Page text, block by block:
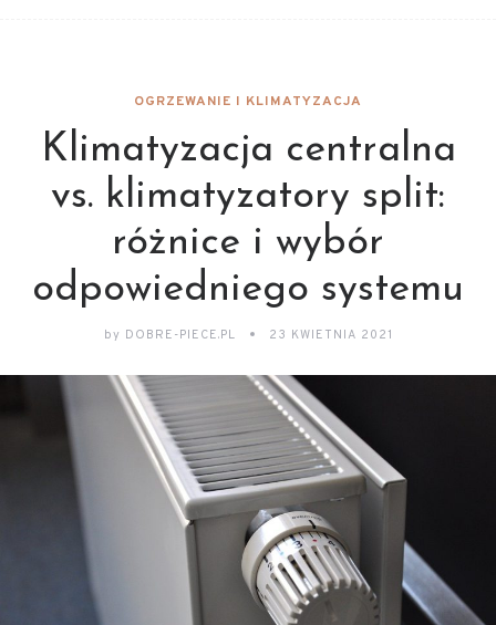
OGRZEWANIE I KLIMATYZACJA
Klimatyzacja centralna
vs. klimatyzatory split:
różnice i wybór
odpowiedniego systemu
by DOBRE-PIECE.PL 23 KWIETNIA 2021